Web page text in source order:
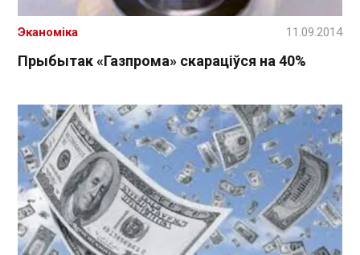
Прыбытак «Газпрома» скараціўся на 40%
Эканоміка 11.09.2014